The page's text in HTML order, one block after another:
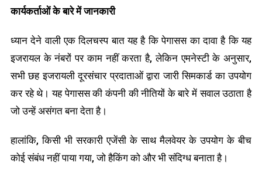
कार्यकर्ताओं के बारे में जानकारी
ध्यान देने वाली एक दिलचस्प बात यह है कि पेगासस का दावा है कि यह
इजरायल के नंबरों पर काम नहीं करता है, लेकिन एमनेस्टी के अनुसार,
सभी छह इजरायली दूरसंचार प्रदाताओं द्वारा जारी सिमकार्ड का उपयोग
कर रहे थे। यह पेगासस की कंपनी की नीतियों के बारे में सवाल उठाता है
जो उन्हें असंगत बना देता है।
हालांकि, किसी भी सरकारी एजेंसी के साथ मैलवेयर के उपयोग के बीच
कोई संबंध नहीं पाया गया, जो हैकिंग को और भी संदिग्ध बनाता है।